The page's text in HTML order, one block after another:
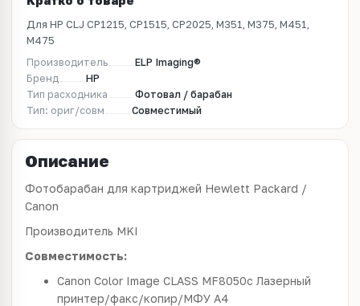
Для HP CLJ CP1215, CP1515, CP2025, M351, M375, M451,
M475
Производитель
ELP Imaging®
Бренд
HP
Тип расходника
Фотовал / барабан
Тип: ориг/совм
Совместимый
Описание
Фотобарабан для картриджей Hewlett Packard /
Canon
Производитель MKI
Совместимость:
Canon Color Image CLASS MF8050c Лазерный
принтер/факс/копир/МФУ A4